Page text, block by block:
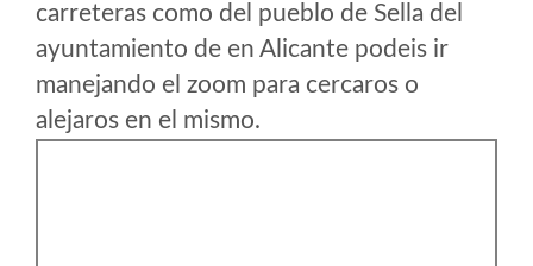
carreteras como del pueblo de Sella del
ayuntamiento de en Alicante podeis ir
manejando el zoom para cercaros o
alejaros en el mismo.